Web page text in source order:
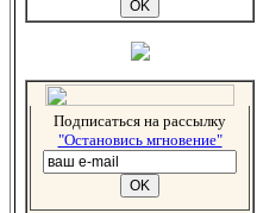
Подписаться на рассылку
"Остановись мгновение"